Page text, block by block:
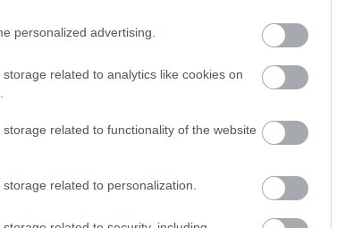
personalized advertising.
related to analytics like cookies on
related to functionality of the website
related to personalization.
közoktatási
szoftverek